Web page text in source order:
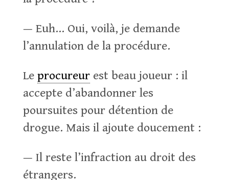
— Euh… Oui, voilà, je demande
l’annulation de la procédure.
Le procureurest beau joueur : il
accepte d’abandonner les
poursuites pour détention de
drogue. Mais il ajoute doucement :
— Il reste l’infraction au droit des
étrangers.